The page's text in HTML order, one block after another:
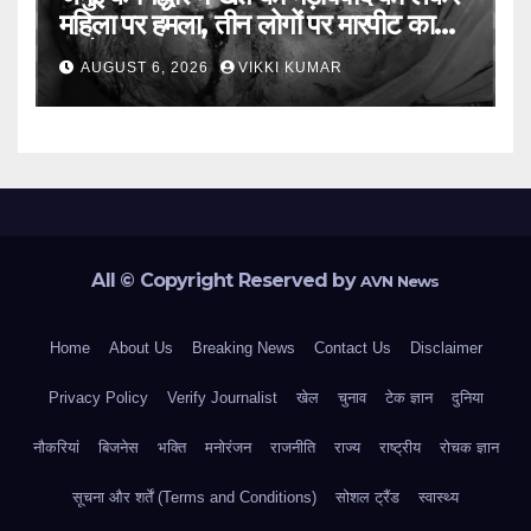
महिला पर हमला, तीन लोगों पर मारपीट का
आरोप
AUGUST 6, 2026 VIKKI KUMAR
All © Copyright Reserved byAVN News
Home About Us Breaking News Contact Us Disclaimer
Privacy Policy Verify Journalist खेल चुनाव टेक ज्ञान दुनिया
नौकरियां बिजनेस भक्ति मनोरंजन राजनीति राज्य राष्ट्रीय रोचक ज्ञान
सूचना और शर्तें (Terms and Conditions) सोशल ट्रैंड स्वास्थ्य